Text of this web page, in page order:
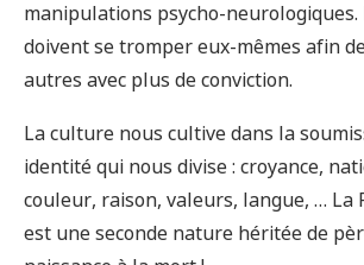
manipulations psycho-neurologiques.
doivent se tromper eux-mêmes afin
autres avec plus de conviction.
La culture nous cultive dans la
identité qui nous divise : croyance,
couleur, raison, valeurs, langue, … La
est une seconde nature héritée de